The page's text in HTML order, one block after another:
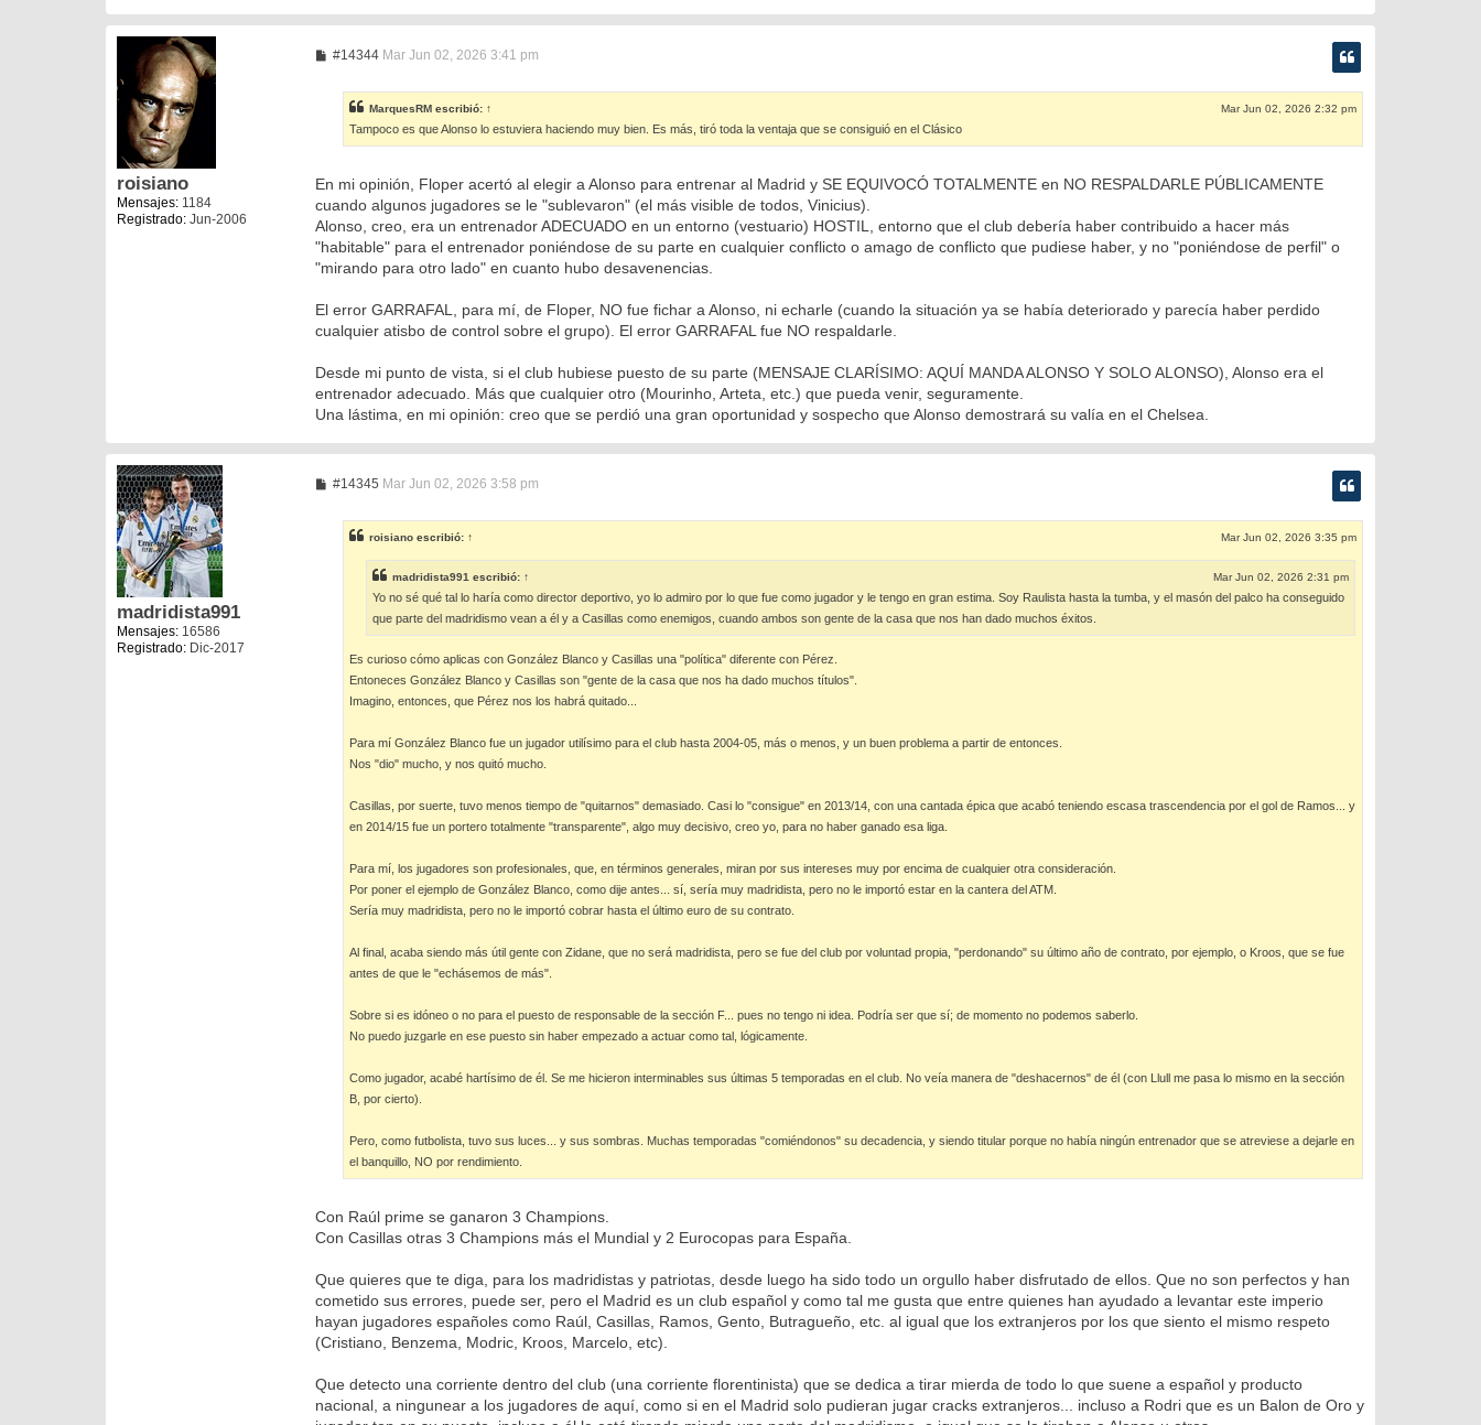
roisiano
Mensajes: 1184
Registrado: Jun-2006
#14344M
a
j
e
Mar Jun 02, 2026 3:41 pm
MarquesRM escribió: ↑ Mar Jun 02, 2026 2:32 pm
Tampoco es que Alonso lo estuviera haciendo muy bien. Es más, tiró toda la ventaja que se consiguió en el Clásico
En mi opinión, Floper acertó al elegir a Alonso para entrenar al Madrid y SE EQUIVOCÓ TOTALMENTE en NO RESPALDARLE PÚBLICAMENTE
cuando algunos jugadores se le "sublevaron" (el más visible de todos, Vinicius).
Alonso, creo, era un entrenador ADECUADO en un entorno (vestuario) HOSTIL, entorno que el club debería haber contribuido a hacer más
"habitable" para el entrenador poniéndose de su parte en cualquier conflicto o amago de conflicto que pudiese haber, y no "poniéndose de perfil" o
"mirando para otro lado" en cuanto hubo desavenencias.
El error GARRAFAL, para mí, de Floper, NO fue fichar a Alonso, ni echarle (cuando la situación ya se había deteriorado y parecía haber perdido
cualquier atisbo de control sobre el grupo). El error GARRAFAL fue NO respaldarle.
Desde mi punto de vista, si el club hubiese puesto de su parte (MENSAJE CLARÍSIMO: AQUÍ MANDA ALONSO Y SOLO ALONSO), Alonso era el
entrenador adecuado. Más que cualquier otro (Mourinho, Arteta, etc.) que pueda venir, seguramente.
Una lástima, en mi opinión: creo que se perdió una gran oportunidad y sospecho que Alonso demostrará su valía en el Chelsea.
madridista991
Mensajes: 16586
Registrado: Dic-2017
#14345M
a
j
e
Mar Jun 02, 2026 3:58 pm
roisiano escribió: ↑ Mar Jun 02, 2026 3:35 pm
madridista991 escribió: ↑ Mar Jun 02, 2026 2:31 pm
Yo no sé qué tal lo haría como director deportivo, yo lo admiro por lo que fue como jugador y le tengo en gran estima. Soy Raulista hasta la tumba, y el masón del palco ha conseguido
que parte del madridismo vean a él y a Casillas como enemigos, cuando ambos son gente de la casa que nos han dado muchos éxitos.
Es curioso cómo aplicas con González Blanco y Casillas una "política" diferente con Pérez.
Entoneces González Blanco y Casillas son "gente de la casa que nos ha dado muchos títulos".
Imagino, entonces, que Pérez nos los habrá quitado...
Para mí González Blanco fue un jugador utilísimo para el club hasta 2004-05, más o menos, y un buen problema a partir de entonces.
Nos "dio" mucho, y nos quitó mucho.
Casillas, por suerte, tuvo menos tiempo de "quitarnos" demasiado. Casi lo "consigue" en 2013/14, con una cantada épica que acabó teniendo escasa trascendencia por el gol de Ramos... y
en 2014/15 fue un portero totalmente "transparente", algo muy decisivo, creo yo, para no haber ganado esa liga.
Para mí, los jugadores son profesionales, que, en términos generales, miran por sus intereses muy por encima de cualquier otra consideración.
Por poner el ejemplo de González Blanco, como dije antes... sí, sería muy madridista, pero no le importó estar en la cantera del ATM.
Sería muy madridista, pero no le importó cobrar hasta el último euro de su contrato.
Al final, acaba siendo más útil gente con Zidane, que no será madridista, pero se fue del club por voluntad propia, "perdonando" su último año de contrato, por ejemplo, o Kroos, que se fue
antes de que le "echásemos de más".
Sobre si es idóneo o no para el puesto de responsable de la sección F... pues no tengo ni idea. Podría ser que sí; de momento no podemos saberlo.
No puedo juzgarle en ese puesto sin haber empezado a actuar como tal, lógicamente.
Como jugador, acabé hartísimo de él. Se me hicieron interminables sus últimas 5 temporadas en el club. No veía manera de "deshacernos" de él (con Llull me pasa lo mismo en la sección
B, por cierto).
Pero, como futbolista, tuvo sus luces... y sus sombras. Muchas temporadas "comiéndonos" su decadencia, y siendo titular porque no había ningún entrenador que se atreviese a dejarle en
el banquillo, NO por rendimiento.
Con Raúl prime se ganaron 3 Champions.
Con Casillas otras 3 Champions más el Mundial y 2 Eurocopas para España.
Que quieres que te diga, para los madridistas y patriotas, desde luego ha sido todo un orgullo haber disfrutado de ellos. Que no son perfectos y han
cometido sus errores, puede ser, pero el Madrid es un club español y como tal me gusta que entre quienes han ayudado a levantar este imperio
hayan jugadores españoles como Raúl, Casillas, Ramos, Gento, Butragueño, etc. al igual que los extranjeros por los que siento el mismo respeto
(Cristiano, Benzema, Modric, Kroos, Marcelo, etc).
Que detecto una corriente dentro del club (una corriente florentinista) que se dedica a tirar mierda de todo lo que suene a español y producto
nacional, a ningunear a los jugadores de aquí, como si en el Madrid solo pudieran jugar cracks extranjeros... incluso a Rodri que es un Balon de Oro y